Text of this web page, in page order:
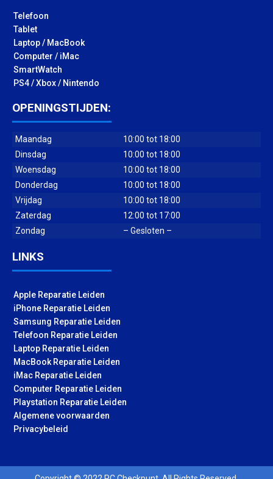
Telefoon
Tablet
Laptop / MacBook
Computer / iMac
SmartWatch
PS4 / Xbox / Nintendo
OPENINGSTIJDEN:
Maandag
10:00 tot 18:00
Dinsdag
10:00 tot 18:00
Woensdag
10:00 tot 18:00
Donderdag
10:00 tot 18:00
Vrijdag
10:00 tot 18:00
Zaterdag
12:00 tot 17:00
Zondag
– Gesloten –
LINKS
Apple Reparatie Leiden
iPhone Reparatie Leiden
Samsung Reparatie Leiden
Telefoon Reparatie Leiden
Laptop Reparatie Leiden
MacBook Reparatie Leiden
iMac Reparatie Leiden
Computer Reparatie Leiden
Playstation Reparatie Leiden
Algemene voorwaarden
Privacybeleid